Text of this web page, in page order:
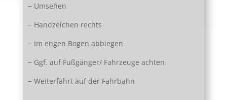
− Umsehen
− Handzeichen rechts
− Im engen Bogen abbiegen
− Ggf. auf Fußgänger/ Fahrzeuge achten
− Weiterfahrt auf der Fahrbahn